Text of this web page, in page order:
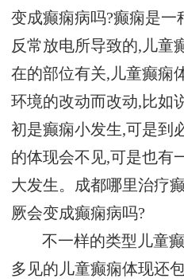
变成癫痫病吗?癫痫是一
反常放电所导致的,儿童
在的部位有关,儿童癫痫
环境的改动而改动,比如
初是癫痫小发生,可是到
的体现会不见,可是也有
大发生。成都哪里治疗
厥会变成癫痫病吗?
不一样的类型儿童
多见的儿童癫痫体现还